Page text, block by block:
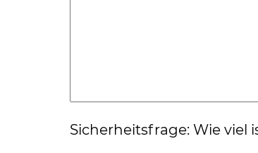
Sicherheitsfrage: Wie viel